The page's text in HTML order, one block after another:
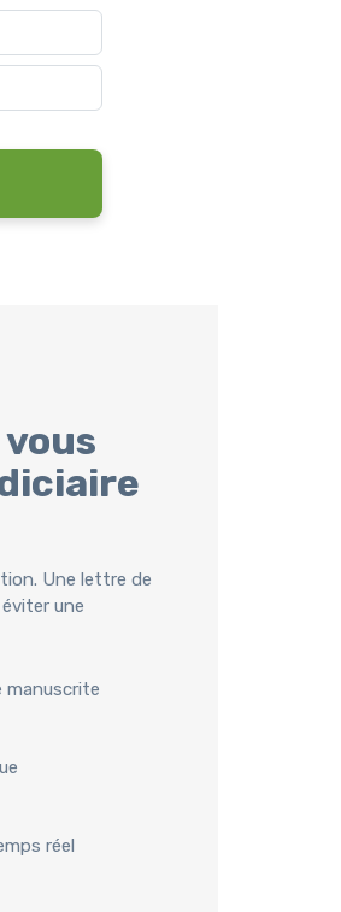
Une lettre de
une
manuscrite
réel